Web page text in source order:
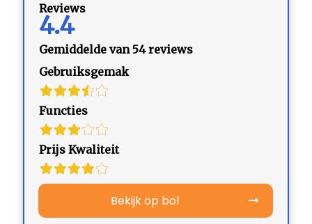
Reviews
4.4
Gemiddelde van 54 reviews
Gebruiksgemak
Functies
Prijs Kwaliteit
Bekijk op bol